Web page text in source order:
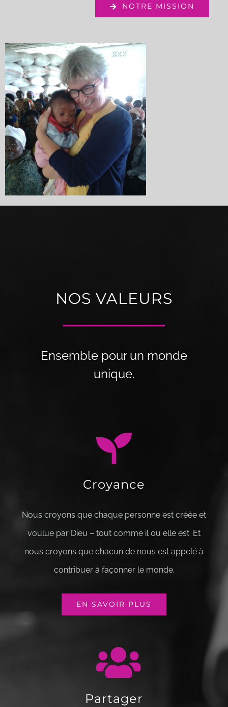
NOTRE MISSION
NOS VALEURS
Ensemble pour un monde
unique.
Croyance
Nous croyons que chaque personne est créée et
voulue par Dieu – tout comme il ou elle est. Et
nous croyons que chacun de nous est appelé à
contribuer à façonner le monde.
EN SAVOIR PLUS
Partager